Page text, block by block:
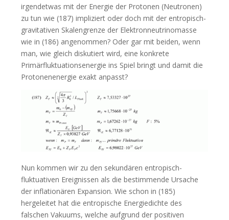
irgendetwas mit der Energie der Protonen (Neutronen)
zu tun wie (187) impliziert oder doch mit der entropisch-
gravitativen Skalengrenze der Elektronneutrinomasse
wie in (186) angenommen? Oder gar mit beiden, wenn
man, wie gleich diskutiert wird, eine konkrete
Primärfluktuationsenergie ins Spiel bringt und damit die
Protonenenergie exakt anpasst?
Nun kommen wir zu den sekundären entropisch-
fluktuativen Ereignissen als die bestimmende Ursache
der inflationären Expansion. Wie schon in (185)
hergeleitet hat die entropische Energiedichte des
falschen Vakuums, welche aufgrund der positiven